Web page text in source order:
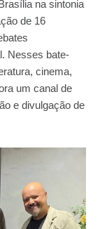
na sintonia
de 16
Nesses bate-
cinema,
um canal de
e divulgação de